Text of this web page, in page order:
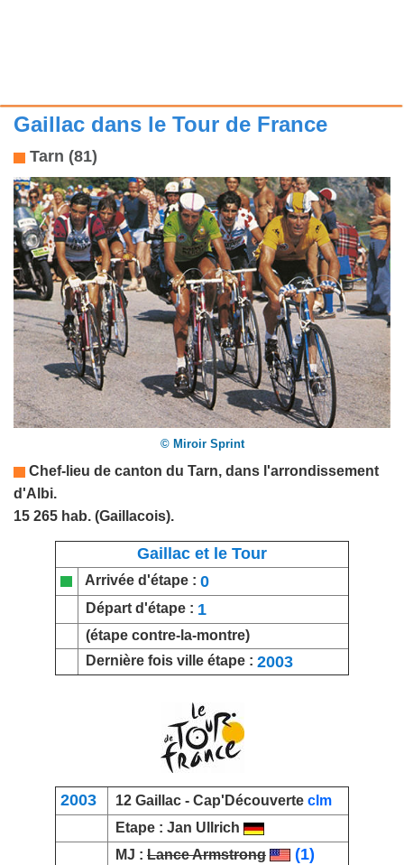
Gaillac dans le Tour de France
Tarn (81)
© Miroir Sprint
Chef-lieu de canton du Tarn, dans l'arrondissement
d'Albi.
15 265 hab. (Gaillacois).
Gaillac et le Tour
Arrivée d'étape : 0
Départ d'étape : 1
(étape contre-la-montre)
Dernière fois ville étape : 2003
2003 12 Gaillac - Cap'Découverte clm
Etape : Jan Ullrich
MJ : Lance Armstrong
(1)